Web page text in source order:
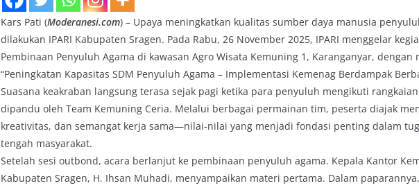
Kars Pati (Moderanesi.com) – Upaya meningkatkan kualitas sumber daya manusia
dilakukan IPARI Kabupaten Sragen. Pada Rabu, 26 November 2025, IPARI menggelar
Pembinaan Penyuluh Agama di kawasan Agro Wisata Kemuning 1, Karanganyar, dengan
“Peningkatan Kapasitas SDM Penyuluh Agama – Implementasi Kemenag Berdampak
Suasana keakraban langsung terasa sejak pagi ketika para penyuluh mengikuti
dipandu oleh Team Kemuning Ceria. Melalui berbagai permainan tim, peserta diajak
kreativitas, dan semangat kerja sama—nilai-nilai yang menjadi fondasi penting dalam
tengah masyarakat.
Setelah sesi outbond, acara berlanjut ke pembinaan penyuluh agama. Kepala Kantor
Kabupaten Sragen, H. Ihsan Muhadi, menyampaikan materi pertama. Dalam